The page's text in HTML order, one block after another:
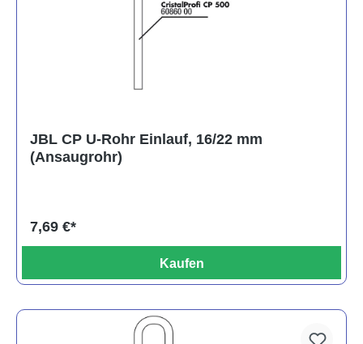
JBL CP U-Rohr Einlauf, 16/22 mm
(Ansaugrohr)
7,69 €*
Kaufen